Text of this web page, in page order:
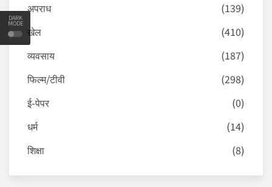
DARK
MODE
अपराध
(139)
खेल
(410)
व्यवसाय
(187)
फिल्म/टीवी
(298)
ई-पेपर
(0)
धर्म
(14)
शिक्षा
(8)